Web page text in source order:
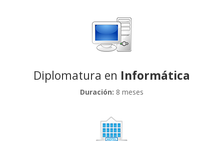
Diplomatura en Informática
Duración: 8 meses